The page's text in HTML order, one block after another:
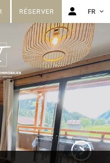
RÉSERVER FR
FR
EN